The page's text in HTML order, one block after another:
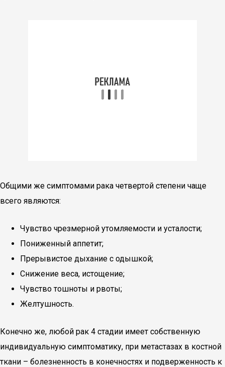
Общими же симптомами рака четвертой степени чаще
всего являются:
Чувство чрезмерной утомляемости и усталости;
Пониженный аппетит;
Прерывистое дыхание с одышкой;
Снижение веса, истощение;
Чувство тошноты и рвоты;
Желтушность.
Конечно же, любой рак 4 стадии имеет собственную
индивидуальную симптоматику, при метастазах в костной
ткани – болезненность в конечностях и подверженность к